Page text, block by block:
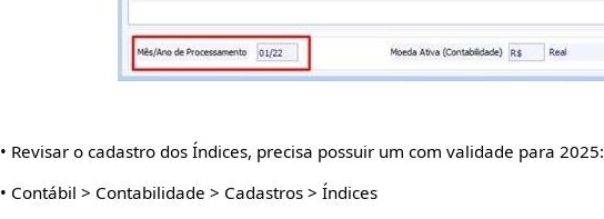
• Revisar o cadastro dos Índices, precisa possuir um com validade para 2025:
• Contábil > Contabilidade > Cadastros > Índices